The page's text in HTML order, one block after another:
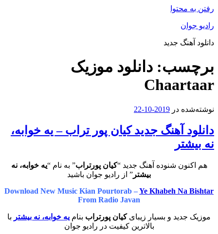
رفتن به محتوا
رادیو جوان
دانلود آهنگ جدید
برچسب: دانلود موزیک
Chaartaar
نوشته‌شده در 2019-10-22
دانلود آهنگ جدید کیان پور تراب – یه خوابه،
نه بیشتر
هم اکنون شنوده آهنگ جدید “کیان پورتراب” به نام “یه خوابه، نه
بیشتر ” از رادیو جوان باشید
Download New Music Kian Pourtorab –Ye Khabeh Na Bishtar
From Radio Javan
موزیک جدید و بسیار زیبایکیان پورتراب بنام یه خوابه، نه بیشتر با
بالاترین کیفیت در رادیو جوان